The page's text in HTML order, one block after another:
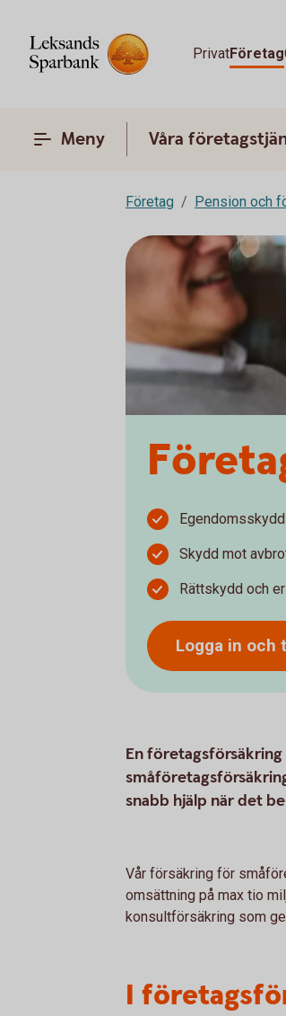
PrivatFöretag
Meny Våra
Företag Pension och
Egendomsskydd
Skydd mot
Rättskydd och
Logga in och
En
snabb hjälp när det
Vår försäkring för
omsättning på max tio
konsultförsäkring som
I